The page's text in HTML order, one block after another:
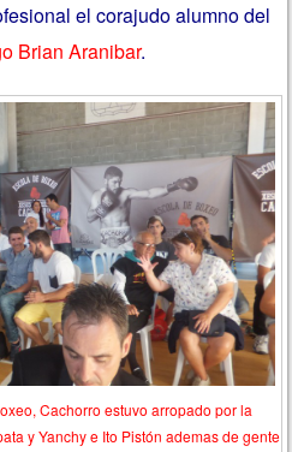
el corajudo alumno del
Brian Aranibar.
Cachorro estuvo arropado por la
y Yanchy e Ito Pistón ademas de gente